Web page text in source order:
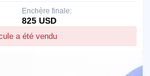
a été vendu
Enchère finale:
825 USD